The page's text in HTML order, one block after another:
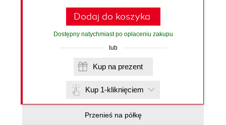
Dodaj do koszyka
Dostępny natychmiast po opłaceniu zakupu
lub
Kup na prezent
Kup 1-kliknięciem
Przenieś na półkę